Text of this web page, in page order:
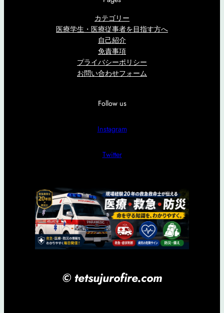
カテゴリー
医療学生・医療従事者を目指す方へ
自己紹介
免責事項
プライバシーポリシー
お問い合わせフォーム
Follow us
Instagram
Twitter
© tetsujurofire.com